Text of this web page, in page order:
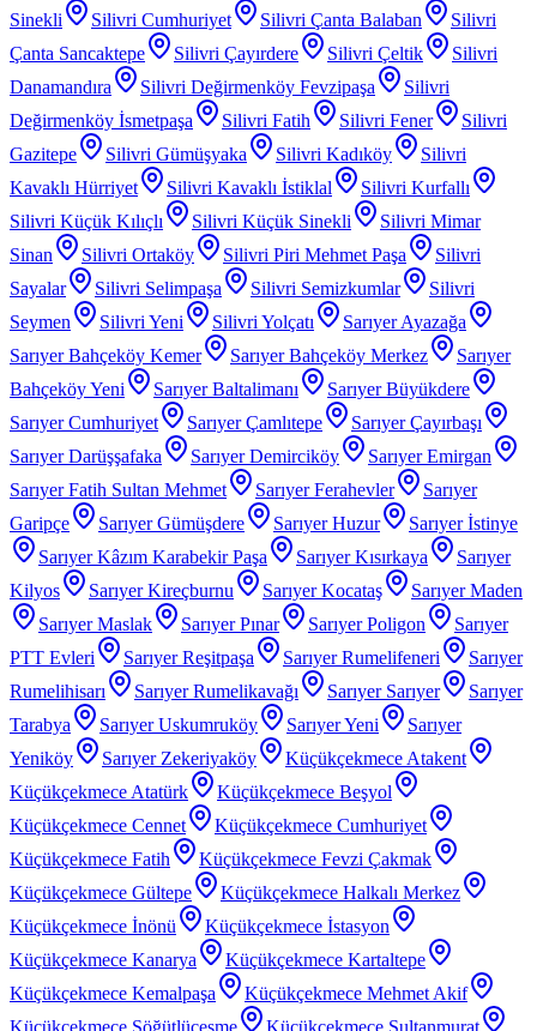
Sinekli
Silivri Cumhuriyet Silivri Çanta Balaban
Silivri
Çanta Sancaktepe
Silivri Çayırdere Silivri Çeltik
Silivri
Danamandıra
Silivri Değirmenköy Fevzipaşa
Silivri
Değirmenköy İsmetpaşa
Silivri Fatih Silivri Fener
Silivri
Gazitepe
Silivri Gümüşyaka Silivri Kadıköy
Silivri
Kavaklı Hürriyet
Silivri Kavaklı İstiklal
Silivri Kurfallı
Silivri Küçük Kılıçlı
Silivri Küçük Sinekli
Silivri Mimar
Sinan
Silivri Ortaköy Silivri Piri Mehmet Paşa
Silivri
Sayalar
Silivri Selimpaşa Silivri Semizkumlar
Silivri
Seymen
Silivri Yeni Silivri Yolçatı
Sarıyer Ayazağa
Sarıyer Bahçeköy Kemer
Sarıyer Bahçeköy Merkez
Sarıyer
Bahçeköy Yeni
Sarıyer Baltalimanı
Sarıyer Büyükdere
Sarıyer Cumhuriyet
Sarıyer Çamlıtepe
Sarıyer Çayırbaşı
Sarıyer Darüşşafaka
Sarıyer Demirciköy
Sarıyer Emirgan
Sarıyer Fatih Sultan Mehmet
Sarıyer Ferahevler
Sarıyer
Garipçe
Sarıyer Gümüşdere Sarıyer Huzur
Sarıyer İstinye
Sarıyer Kâzım Karabekir Paşa
Sarıyer Kısırkaya
Sarıyer
Kilyos
Sarıyer Kireçburnu Sarıyer Kocataş
Sarıyer Maden
Sarıyer Maslak
Sarıyer Pınar Sarıyer Poligon
Sarıyer
PTT Evleri
Sarıyer Reşitpaşa Sarıyer Rumelifeneri
Sarıyer
Rumelihisarı
Sarıyer Rumelikavağı Sarıyer Sarıyer
Sarıyer
Tarabya
Sarıyer Uskumruköy Sarıyer Yeni
Sarıyer
Yeniköy
Sarıyer Zekeriyaköy
Küçükçekmece Atakent
Küçükçekmece Atatürk
Küçükçekmece Beşyol
Küçükçekmece Cennet
Küçükçekmece Cumhuriyet
Küçükçekmece Fatih
Küçükçekmece Fevzi Çakmak
Küçükçekmece Gültepe
Küçükçekmece Halkalı Merkez
Küçükçekmece İnönü
Küçükçekmece İstasyon
Küçükçekmece Kanarya
Küçükçekmece Kartaltepe
Küçükçekmece Kemalpaşa
Küçükçekmece Mehmet Akif